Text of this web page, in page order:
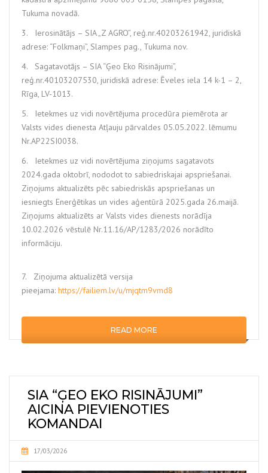
Tukuma novadā.
3. Ierosinātājs – SIA „Z AGRO”, reģ.nr.40203261942, juridiskā
adrese: “Folkmaņi”, Slampes pag., Tukuma nov.
4. Sagatavotājs – SIA “Ģeo Eko Risinājumi”,
reģ.nr.40103207530, juridiskā adrese: Ēveles iela 14 k-1 – 2,
Rīga, LV-1013.
5. Ietekmes uz vidi novērtējuma procedūra piemērota ar
Valsts vides dienesta Atļauju pārvaldes 05.05.2022. lēmumu
Nr.AP22SI0038.
6. Ietekmes uz vidi novērtējuma ziņojums sagatavots
2024.gada oktobrī, nododot to sabiedriskajai apspriešanai.
Ziņojums aktualizēts pēc sabiedriskās apspriešanas un
iesniegts Enerģētikas un vides aģentūrā 2025.gada 26.maijā.
Ziņojums aktualizēts ar Valsts vides dienests norādīja
10.02.2026 vēstulē Nr.11.16/AP/1283/2026 norādīto
informāciju.
7. Ziņojuma aktualizētā versija
pieejama: https://failiem.lv/u/mjqtm9vmd8
READ MORE
SIA “ĢEO EKO RISINĀJUMI”
AICINA PIEVIENOTIES
KOMANDAI
17/03/2026